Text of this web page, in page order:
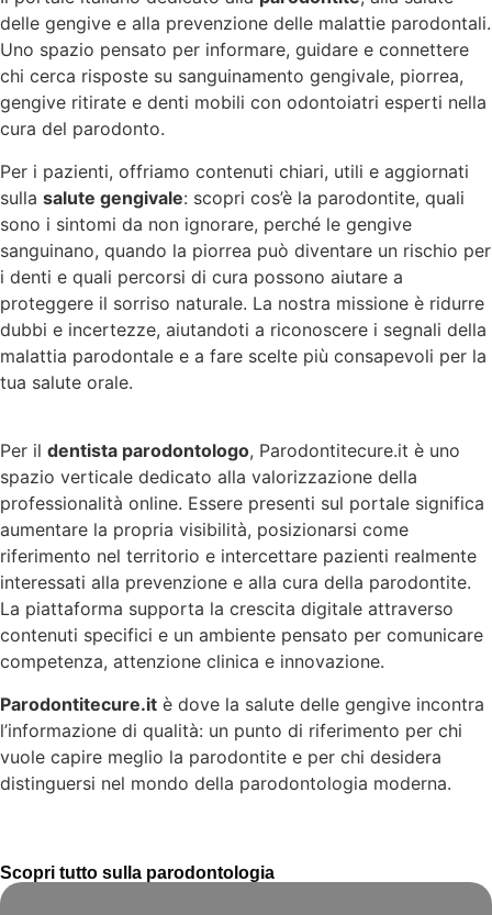
delle gengive e alla prevenzione delle malattie parodontali.
Uno spazio pensato per informare, guidare e connettere
chi cerca risposte su sanguinamento gengivale, piorrea,
gengive ritirate e denti mobili con odontoiatri esperti nella
cura del parodonto.
Per i pazienti, offriamo contenuti chiari, utili e aggiornati
sulla salute gengivale: scopri cos’è la parodontite, quali
sono i sintomi da non ignorare, perché le gengive
sanguinano, quando la piorrea può diventare un rischio per
i denti e quali percorsi di cura possono aiutare a
proteggere il sorriso naturale. La nostra missione è ridurre
dubbi e incertezze, aiutandoti a riconoscere i segnali della
malattia parodontale e a fare scelte più consapevoli per la
tua salute orale.
Per il dentista parodontologo, Parodontitecure.it è uno
spazio verticale dedicato alla valorizzazione della
professionalità online. Essere presenti sul portale significa
aumentare la propria visibilità, posizionarsi come
riferimento nel territorio e intercettare pazienti realmente
interessati alla prevenzione e alla cura della parodontite.
La piattaforma supporta la crescita digitale attraverso
contenuti specifici e un ambiente pensato per comunicare
competenza, attenzione clinica e innovazione.
Parodontitecure.it è dove la salute delle gengive incontra
l’informazione di qualità: un punto di riferimento per chi
vuole capire meglio la parodontite e per chi desidera
distinguersi nel mondo della parodontologia moderna.
Scopri tutto sulla parodontologia